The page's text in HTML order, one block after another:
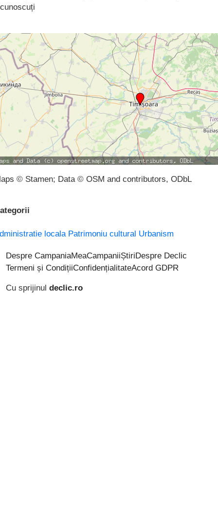
cunoscuți
© Stamen; Data © OSM and contributors, ODbL
locala Patrimoniu cultural Urbanism
Despre CampaniaMeaCampaniiȘtiriDespre Declic
Termeni și CondițiiConfidențialitateAcord GDPR
Cu sprijinul declic.ro